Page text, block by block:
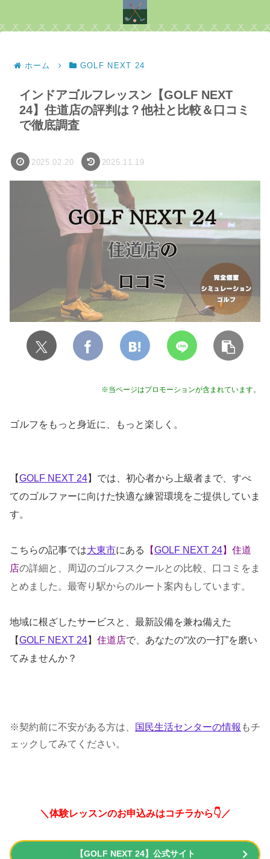
ホーム GOLF NEXT 24
インドアゴルフレッスン【GOLF NEXT
24】住道店の評判は？他社と比較＆口コミ
で徹底調査
2025.02.20 2025.11.19
※当ページはプロモーションが含まれています。
ゴルフをもっと身近に、もっと楽しく。
【GOLF NEXT 24】では、初心者から上級者まで、すべ
てのゴルファーに向けた快適な練習環境をご提供していま
す。
こちらの記事では大東市にある 【GOLF NEXT 24】住道
店の詳細と、周辺のゴルフスクールとの比較、口コミをま
とめました。最寄り駅からのルート案内もしています。
地域に根ざしたサービスと、最新設備を兼ね備えた
【GOLF NEXT 24】 住道店で、あなたの“次の一打”を磨い
てみませんか？
※契約前に不安がある方は、 国民生活センターの情報 もチ
ェックしてみてください。
＼体験レッスンのお申込みはコチラから👇／
【GOLF NEXT 24】公式サイト